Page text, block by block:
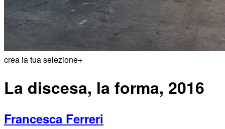
crea la tua selezione+
La discesa, la forma, 2016
Francesca Ferreri